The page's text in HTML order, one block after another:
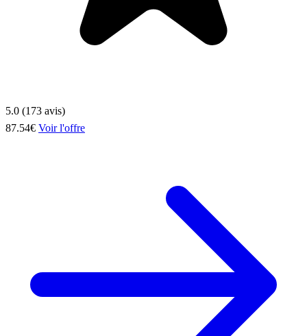
5.0 (173 avis)
87.54€ Voir l'offre